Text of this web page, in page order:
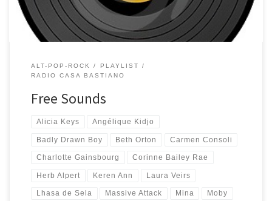
ALT-POP-ROCK
PLAYLIST
RADIO CASA BASTIANO
Free Sounds
Alicia Keys Angélique Kidjo
Badly Drawn Boy Beth Orton Carmen Consoli
Charlotte Gainsbourg Corinne Bailey Rae
Herb Alpert Keren Ann Laura Veirs
Lhasa de Sela Massive Attack Mina Moby